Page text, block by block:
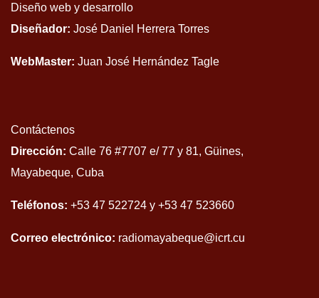
Diseño web y desarrollo
Diseñador: José Daniel Herrera Torres
WebMaster: Juan José Hernández Tagle
Contáctenos
Dirección: Calle 76 #7707 e/ 77 y 81, Güines,
Mayabeque, Cuba
Teléfonos: +53 47 522724 y +53 47 523660
Correo electrónico: radiomayabeque@icrt.cu